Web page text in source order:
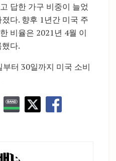
답한 가구 비중이 늘었
다. 향후 1년간 미국 주
비율은 2021년 4월 이
다.
터 30일까지 미국 소비